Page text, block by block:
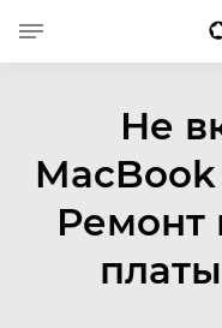
Не
MacBook
Ремонт